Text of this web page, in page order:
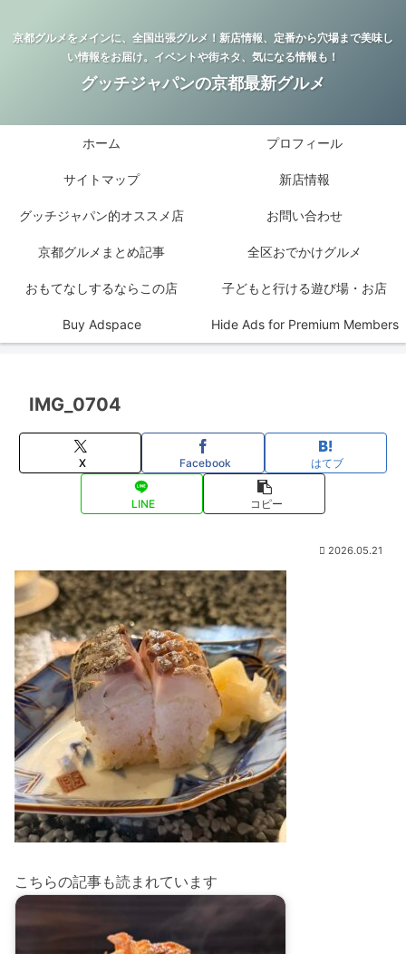
京都グルメをメインに、全国出張グルメ！新店情報、定番から穴場まで美味し
い情報をお届け。イベントや街ネタ、気になる情報も！
グッチジャパンの京都最新グルメ
ホーム プロフィール
サイトマップ 新店情報
グッチジャパン的オススメ店 お問い合わせ
京都グルメまとめ記事 全区おでかけグルメ
おもてなしするならこの店 子どもと行ける遊び場・お店
Buy Adspace Hide Ads for Premium Members
IMG_0704
X Facebook はてブ
LINE コピー
2026.05.21
こちらの記事も読まれています